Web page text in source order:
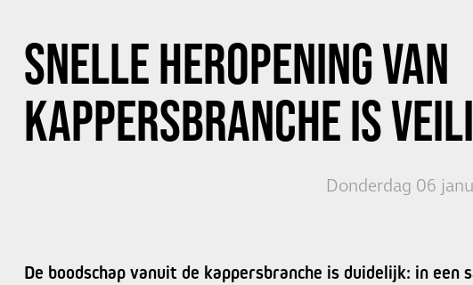
SNELLE HEROPENING VAN
KAPPERSBRANCHEIS
Donderdag 06
De boodschap vanuit de kappersbranche is duidelijk: in een